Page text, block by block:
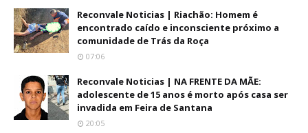
Reconvale Noticias | Riachão: Homem é
encontrado caído e inconsciente próximo a
comunidade de Trás da Roça
07:06
Reconvale Noticias | NA FRENTE DA MÃE:
adolescente de 15 anos é morto após casa ser
invadida em Feira de Santana
20:05